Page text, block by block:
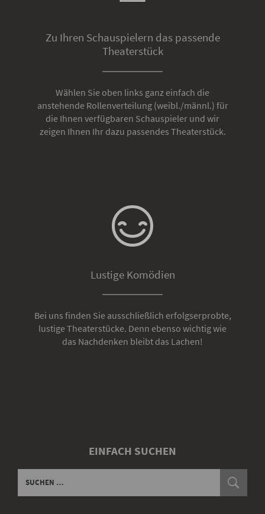
Zu Ihren Schauspielern das passende
Theaterstück
Wählen Sie oben links ganz einfach die
anstehende Rollenverteilung (weibl./männl.) für
die Ihnen verfügbaren Schauspieler und wir
zeigen Ihnen Ihr dazu passendes Theaterstück.
Lustige Komödien
Bei uns finden Sie ausschließlich erfolgserprobte,
lustige Theaterstücke. Denn ebenso wichtig wie
das Nachdenken bleibt das Lachen!
EINFACH SUCHEN